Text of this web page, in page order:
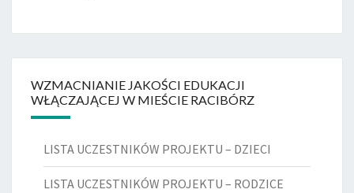
WZMACNIANIE JAKOŚCI EDUKACJI
WŁĄCZAJĄCEJ W MIEŚCIE RACIBÓRZ
LISTA UCZESTNIKÓW PROJEKTU – DZIECI
LISTA UCZESTNIKÓW PROJEKTU – RODZICE